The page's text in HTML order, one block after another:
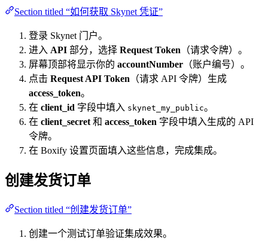
Section titled “如何获取 Skynet 凭证”
登录 Skynet 门户。
进入 API 部分，选择 Request Token （请求令牌）。
屏幕顶部将显示你的 accountNumber （账户编号）。
点击 Request API Token （请求 API 令牌）生成
access_token。
在 client_id 字段中填入 skynet_my_public。
在 client_secret 和 access_token 字段中填入生成的 API
令牌。
在 Boxify 设置页面填入这些信息，完成集成。
创建发货订单
Section titled “创建发货订单”
创建一个测试订单验证集成效果。